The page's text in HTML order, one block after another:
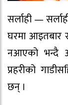
सर्लाही —
घरमा आइतबार
नआएको भन्दै
प्रहरीको
छन् ।